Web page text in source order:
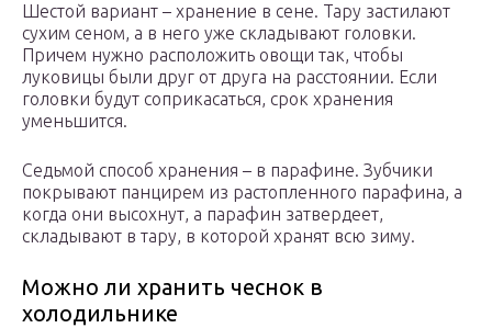
Шестой вариант – хранение в сене. Тару застилают
сухим сеном, а в него уже складывают головки.
Причем нужно расположить овощи так, чтобы
луковицы были друг от друга на расстоянии. Если
головки будут соприкасаться, срок хранения
уменьшится.
Седьмой способ хранения – в парафине. Зубчики
покрывают панцирем из растопленного парафина, а
когда они высохнут, а парафин затвердеет,
складывают в тару, в которой хранят всю зиму.
Можно ли хранить чеснок в
холодильнике